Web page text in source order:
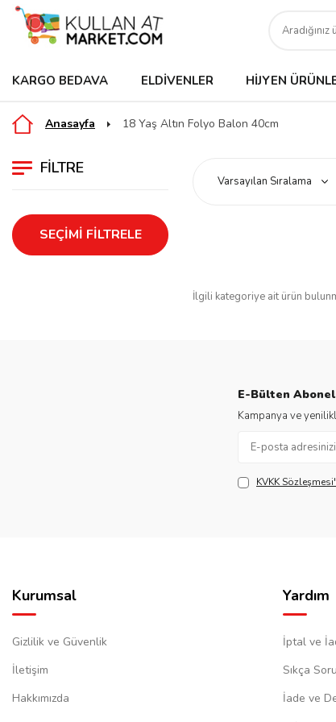
KARGO BEDAVA ELDIVENLER HIJYEN
Anasayfa 18 Yaş Altın Folyo Balon 40cm
FILTRE
SEÇIMI FILTRELE
İlgili kategoriye ait ürün
E-Bülten
Kampanya ve
KVKK
Kurumsal
Gizlilik ve Güvenlik
İletişim
Hakkımızda
Yardım
İptal ve
Sıkça
İade ve